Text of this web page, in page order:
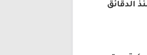
الدقائق